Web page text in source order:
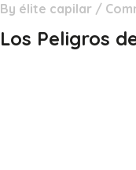
By élite capilar /
Los Peligros